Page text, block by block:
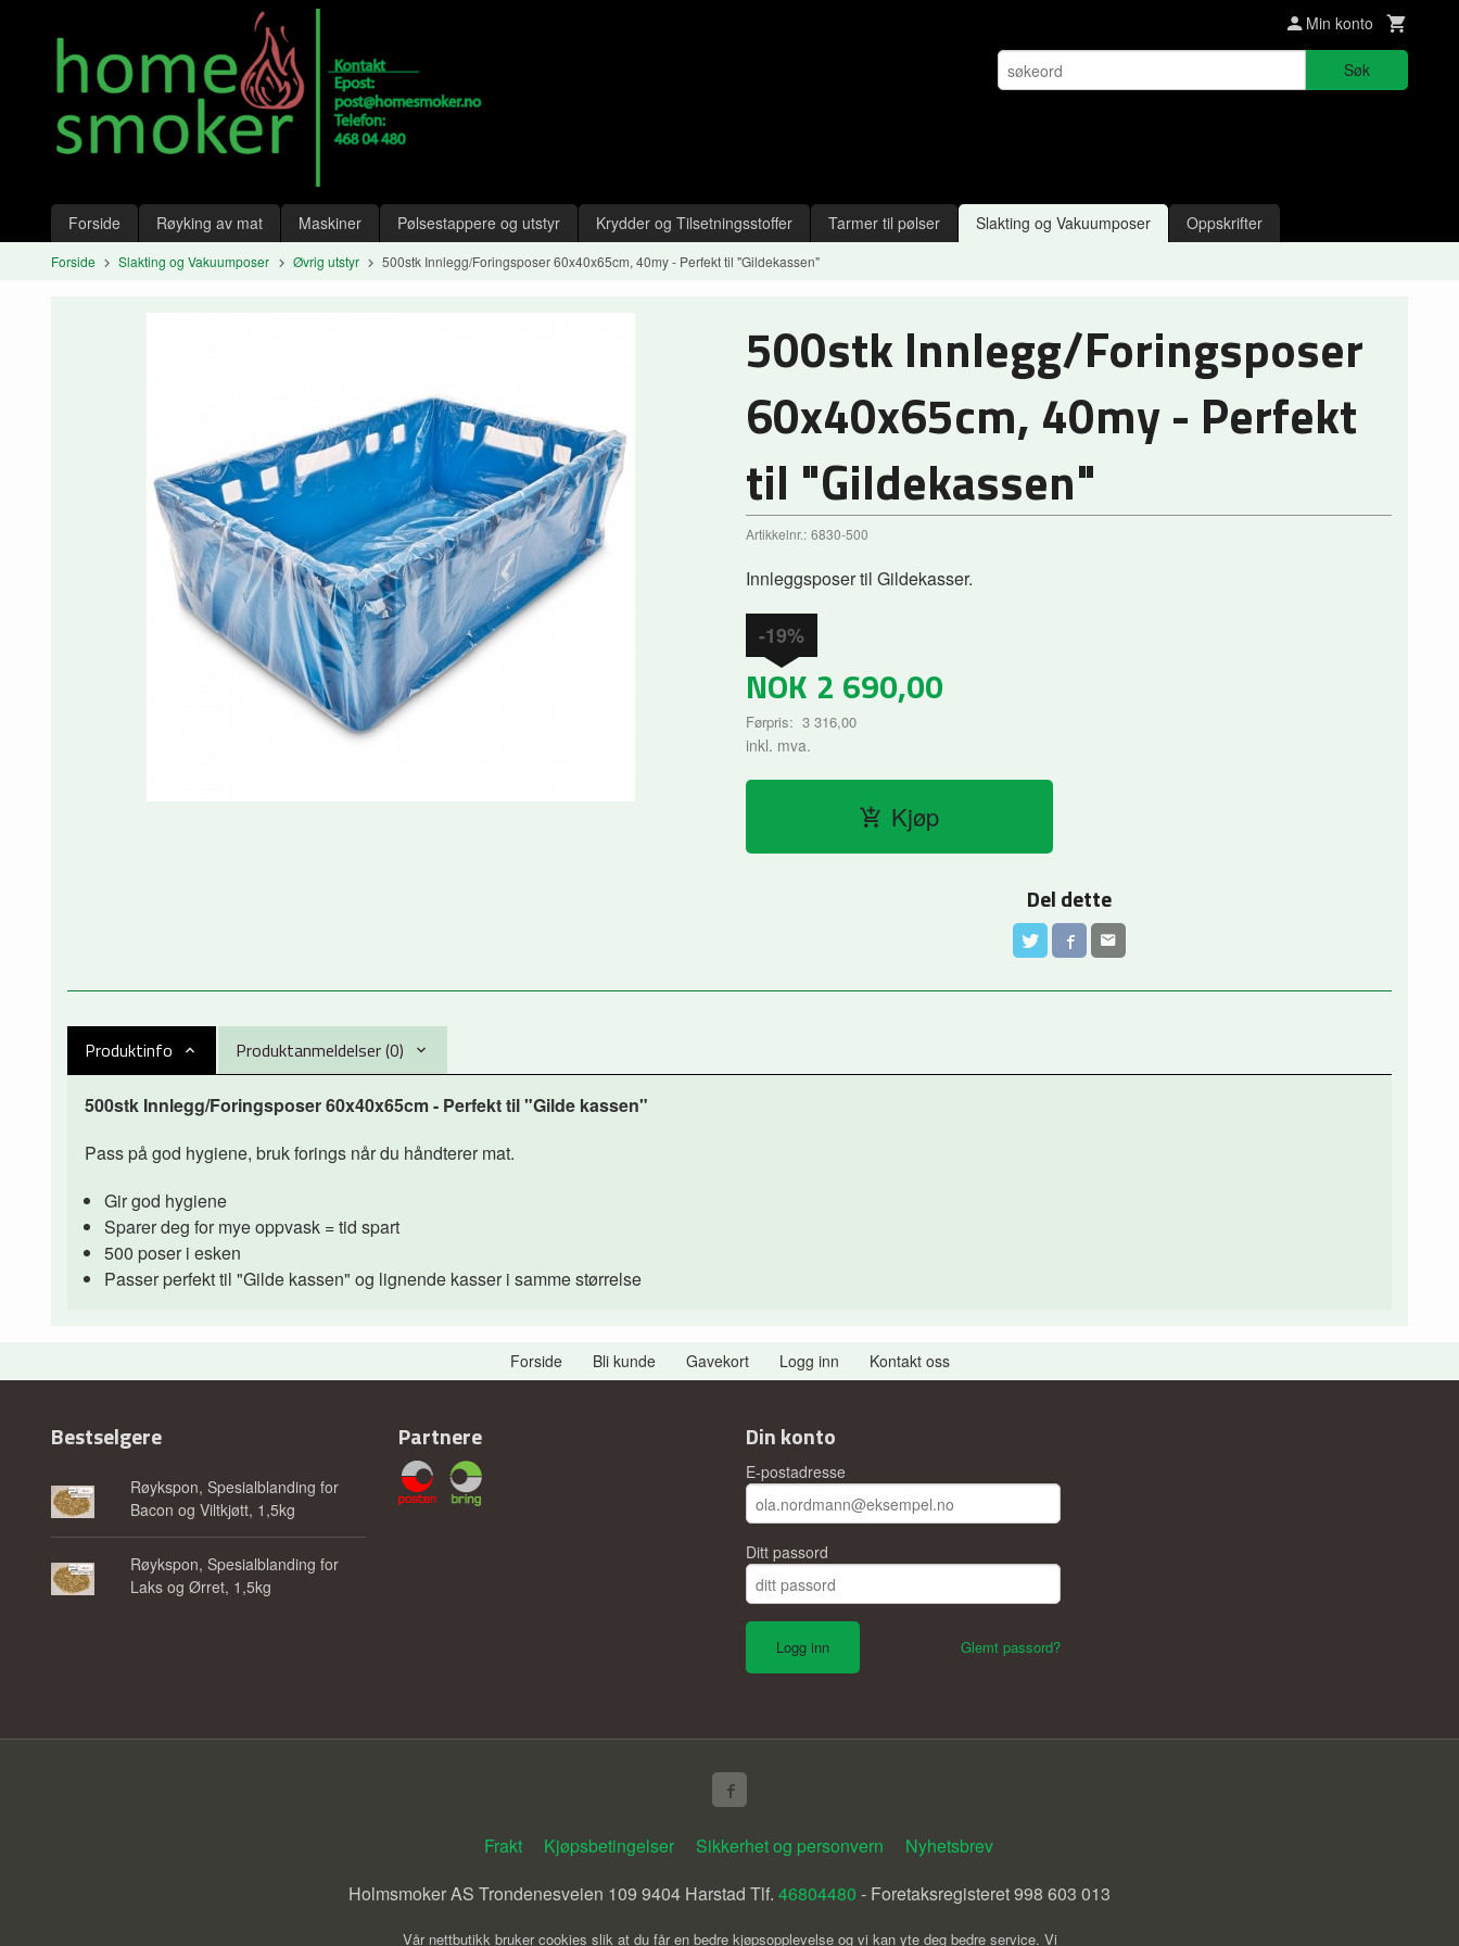
innholdet
Min konto
Søk
Produkter
Forside Røyking av mat Maskiner Pølsestappere og utstyr Krydder og Tilsetningsstoffer Tarmer til pølser Slakting og Vakuumposer Oppskrifter
Forside Slakting og Vakuumposer Øvrig utstyr 500stk Innlegg/Foringsposer 60x40x65cm, 40my - Perfekt til "Gildekassen"
500stk Innlegg/Foringsposer
60x40x65cm, 40my - Perfekt
til "Gildekassen"
Artikkelnr.: 6830-500
Innleggsposer til Gildekasser.
NOK 2 690,00
Førpris: 3 316,00
Rabatt
-19%
inkl. mva.
Kjøp
Del dette
Produktinfo Produktanmeldelser (0)
500stk Innlegg/Foringsposer 60x40x65cm - Perfekt til "Gilde kassen"
Pass på god hygiene, bruk forings når du håndterer mat.
Gir god hygiene
Sparer deg for mye oppvask = tid spart
500 poser i esken
Passer perfekt til "Gilde kassen" og lignende kasser i samme størrelse
Forside Bli kunde Gavekort Logg inn Kontakt oss
Bestselgere
Røykspon, Spesialblanding for
Bacon og Viltkjøtt, 1,5kg
Røykspon, Spesialblanding for
Laks og Ørret, 1,5kg
Partnere Din konto
E-postadresse
Ditt passord
Glemt passord?
Frakt Kjøpsbetingelser Sikkerhet og personvern
Nyhetsbrev
Holmsmoker AS Trondenesveien 109 9404 Harstad Tlf. 46804480 - Foretaksregisteret 998 603 013
Vår nettbutikk bruker cookies slik at du får en bedre kjøpsopplevelse og vi kan yte deg bedre service. Vi